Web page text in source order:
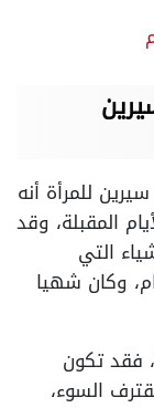
للمرأة أنه
المقبلة، وقد
التي
وكان شهيا
فقد تكون
السوء،